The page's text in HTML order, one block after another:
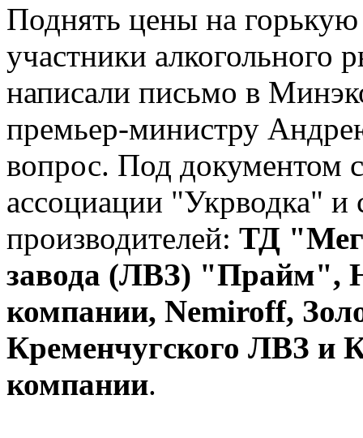
Поднять цены на
участники
написали письмо в
премьер-министру
вопрос. Под документом
ассоциации "Укрводка" и
производителей: ТД
завода (ЛВЗ) "Прайм",
компании, Nemiroff,
Кременчугского ЛВЗ и
компании.